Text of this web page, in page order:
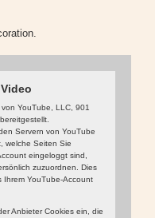
YouTube, LLC, 901
Servern von YouTube
welche Seiten Sie
eingeloggt sind,
zuzuordnen. Dies
Ihrem YouTube-Account
Anbieter Cookies ein, die